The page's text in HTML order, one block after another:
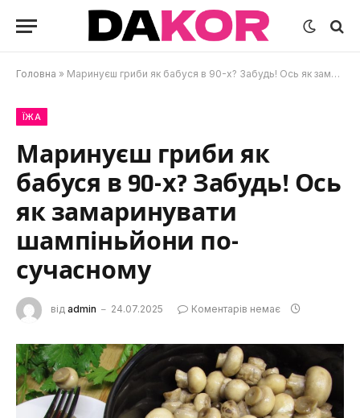
Головна » Маринуєш гриби як бабуся в 90-х? Забудь! Ось як замаринувати шампіньйони по-сучасному
ЇЖА
Маринуєш гриби як
бабуся в 90-х? Забудь! Ось
як замаринувати
шампіньйони по-
сучасному
від admin 24.07.2025 Коментарів немає